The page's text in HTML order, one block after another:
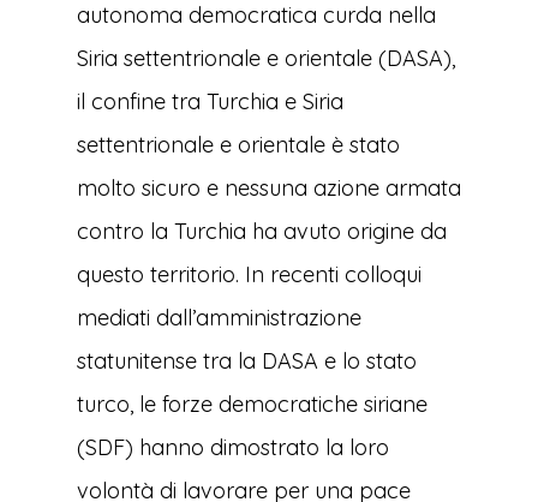
autonoma democratica curda nella
Siria settentrionale e orientale (DASA),
il confine tra Turchia e Siria
settentrionale e orientale è stato
molto sicuro e nessuna azione armata
contro la Turchia ha avuto origine da
questo territorio. In recenti colloqui
mediati dall’amministrazione
statunitense tra la DASA e lo stato
turco, le forze democratiche siriane
(SDF) hanno dimostrato la loro
volontà di lavorare per una pace